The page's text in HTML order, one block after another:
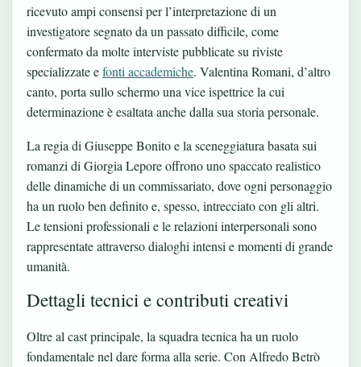
ricevuto ampi consensi per l’interpretazione di un
investigatore segnato da un passato difficile, come
confermato da molte interviste pubblicate su riviste
specializzate efonti accademiche. Valentina Romani, d’altro
canto, porta sullo schermo una vice ispettrice la cui
determinazione è esaltata anche dalla sua storia personale.
La regia di Giuseppe Bonito e la sceneggiatura basata sui
romanzi di Giorgia Lepore offrono uno spaccato realistico
delle dinamiche di un commissariato, dove ogni personaggio
ha un ruolo ben definito e, spesso, intrecciato con gli altri.
Le tensioni professionali e le relazioni interpersonali sono
rappresentate attraverso dialoghi intensi e momenti di grande
umanità.
Dettagli tecnici e contributi creativi
Oltre al cast principale, la squadra tecnica ha un ruolo
fondamentale nel dare forma alla serie. Con Alfredo Betrò